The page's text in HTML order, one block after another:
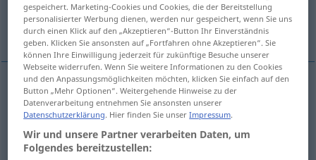
Apathie, Trägheit
Apathief inercja
Trägheitf inercja
gespeichert. Marketing-Cookies und Cookies, die der Bereitstellung
personalisierter Werbung dienen, werden nur gespeichert, wenn Sie uns
durch einen Klick auf den „Akzeptieren“-Button Ihr Einverständnis
geben. Klicken Sie ansonsten auf „Fortfahren ohne Akzeptieren“. Sie
können Ihre Einwilligung jederzeit für zukünftige Besuche unserer
Webseite widerrufen. Wenn Sie weitere Informationen zu den Cookies
und den Anpassungsmöglichkeiten möchten, klicken Sie einfach auf den
Button „Mehr Optionen“. Weitergehende Hinweise zu der
Datenverarbeitung entnehmen Sie ansonsten unserer
Datenschutzerklärung. Hier finden Sie unserImpressum.
Wir und unsere Partner verarbeiten Daten, um
Folgendes bereitzustellen: